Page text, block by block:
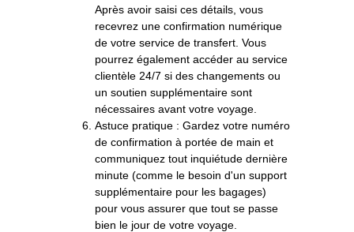
Après avoir saisi ces détails, vous
recevrez une confirmation numérique
de votre service de transfert. Vous
pourrez également accéder au service
clientèle 24/7 si des changements ou
un soutien supplémentaire sont
nécessaires avant votre voyage.
Astuce pratique : Gardez votre numéro
de confirmation à portée de main et
communiquez tout inquiétude dernière
minute (comme le besoin d'un support
supplémentaire pour les bagages)
pour vous assurer que tout se passe
bien le jour de votre voyage.